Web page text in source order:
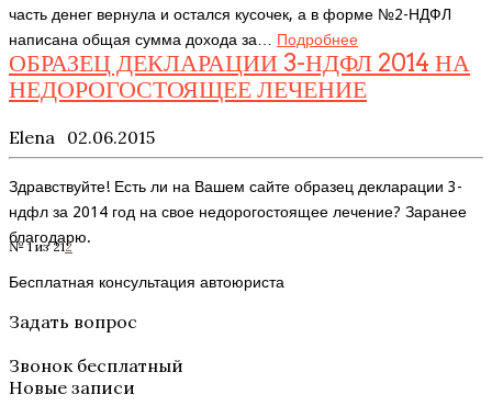
часть денег вернула и остался кусочек, а в форме №2-НДФЛ
написана общая сумма дохода за… Подробнее
ОБРАЗЕЦ ДЕКЛАРАЦИИ 3-НДФЛ 2014 НА
НЕДОРОГОСТОЯЩЕЕ ЛЕЧЕНИЕ
Elena 02.06.2015
Здравствуйте! Есть ли на Вашем сайте образец декларации 3-
ндфл за 2014 год на свое недорогостоящее лечение? Заранее
благодарю.
№ 1 из 212
Бесплатная консультация автоюриста
Задать вопрос
Звонок бесплатный
Новые записи